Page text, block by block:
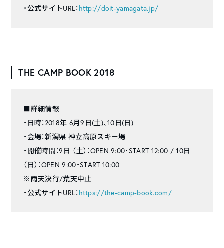
・公式サイトURL： http://doit-yamagata.jp/
THE CAMP BOOK 2018
■詳細情報
・日時：2018年 6月9日(土)、10日(日)
・会場：新潟県 神立高原スキー場
・開催時間：9日 （土）：OPEN 9:00・START 12:00 / 10日
（日）：OPEN 9:00・START 10:00
※雨天決行/荒天中止
・公式サイトURL： https://the-camp-book.com/